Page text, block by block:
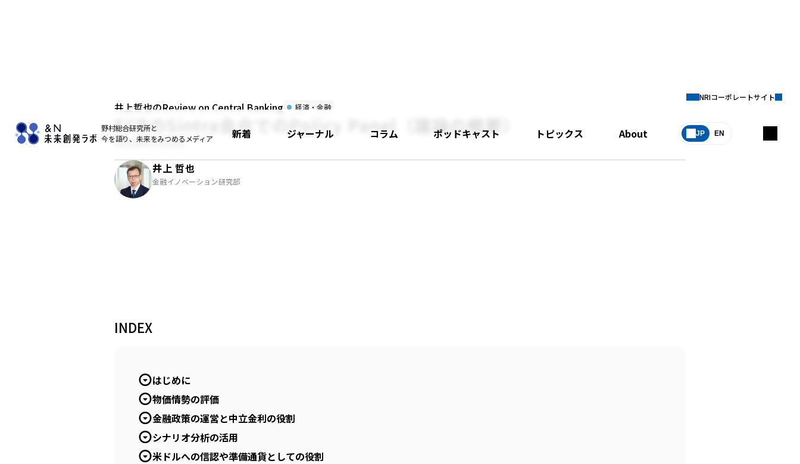
野村総合研究所と
今を語り、未来をみつめるメディア
新着 ジャーナル コラム ポッドキャスト トピックス About JP EN
NRIコーポレートサイト
井上哲也のReview on Central Banking 経済・金融
ECBのSintra会合でのPolicy Panel（議論の概要）
2025年07月02日
井上 哲也
金融イノベーション研究部
INDEX
はじめに
物価情勢の評価
金融政策の運営と中立金利の役割
シナリオ分析の活用
米ドルへの信認や準備通貨としての役割